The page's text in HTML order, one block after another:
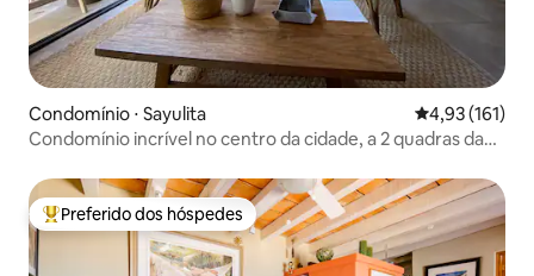
Condomínio ⋅ Sayulita 4,93 de uma
4,93 (161)
Condomínio incrível no centro da cidade, a 2 quadras da
Entre os melhores preferidos dos hóspedes
Preferido dos hóspedes